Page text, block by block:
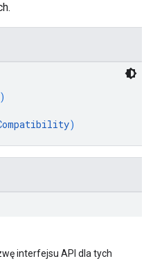
)
)
interfejsu API dla tych